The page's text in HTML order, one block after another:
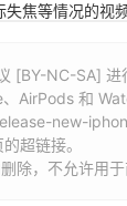
焦等情况的视
[BY-NC-SA] 进
AirPods 和
new-
超链接。
除，不允许用